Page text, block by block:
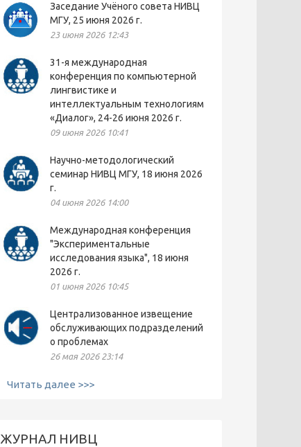
Заседание Учёного совета НИВЦ
МГУ, 25 июня 2026 г.
23 июня 2026 12:43
31-я международная
конференция по компьютерной
лингвистике и
интеллектуальным технологиям
«Диалог», 24-26 июня 2026 г.
09 июня 2026 10:41
Научно-методологический
семинар НИВЦ МГУ, 18 июня 2026
г.
04 июня 2026 14:00
Международная конференция
"Экспериментальные
исследования языка", 18 июня
2026 г.
01 июня 2026 10:45
Централизованное извещение
обслуживающих подразделений
о проблемах
26 мая 2026 23:14
Читать далее >>>
ЖУРНАЛ НИВЦ